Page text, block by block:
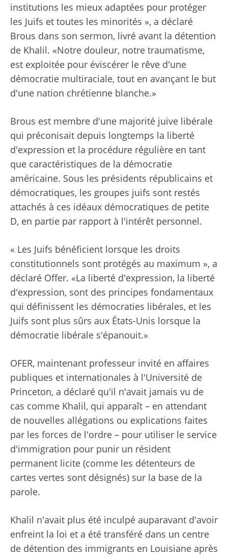
institutions les mieux adaptées pour protéger
les Juifs et toutes les minorités », a déclaré
Brous dans son sermon, livré avant la détention
de Khalil. «Notre douleur, notre traumatisme,
est exploitée pour éviscérer le rêve d'une
démocratie multiraciale, tout en avançant le but
d'une nation chrétienne blanche.»
Brous est membre d'une majorité juive libérale
qui préconisait depuis longtemps la liberté
d'expression et la procédure régulière en tant
que caractéristiques de la démocratie
américaine. Sous les présidents républicains et
démocratiques, les groupes juifs sont restés
attachés à ces idéaux démocratiques de petite
D, en partie par rapport à l'intérêt personnel.
« Les Juifs bénéficient lorsque les droits
constitutionnels sont protégés au maximum », a
déclaré Offer. «La liberté d'expression, la liberté
d'expression, sont des principes fondamentaux
qui définissent les démocraties libérales, et les
Juifs sont plus sûrs aux États-Unis lorsque la
démocratie libérale s'épanouit.»
OFER, maintenant professeur invité en affaires
publiques et internationales à l'Université de
Princeton, a déclaré qu'il n'avait jamais vu de
cas comme Khalil, qui apparaît – en attendant
de nouvelles allégations ou explications faites
par les forces de l'ordre – pour utiliser le service
d'immigration pour punir un résident
permanent licite (comme les détenteurs de
cartes vertes sont désignés) sur la base de la
parole.
Khalil n'avait plus été inculpé auparavant d'avoir
enfreint la loi et a été transféré dans un centre
de détention des immigrants en Louisiane après